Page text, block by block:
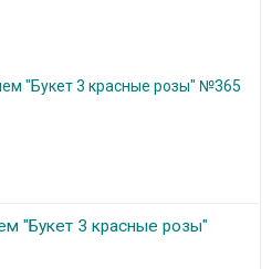
"Букет 3 красные розы"